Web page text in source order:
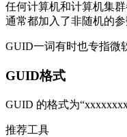
任何计算机和计算机集
通常都加入了非随机的
GUID一词有时也专指微
GUID格式
GUID 的格式为
推荐工具